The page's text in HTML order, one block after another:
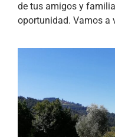
de tus amigos y
oportunidad. Vamos a